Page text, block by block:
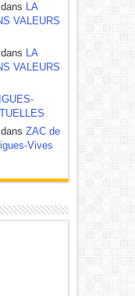
LA
VALEURS
LA
VALEURS
ZAC de
Vives